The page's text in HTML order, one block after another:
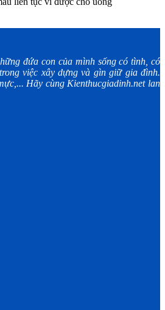
đứa con của mình sống có tình, có
việc xây dựng và gìn giữ gia đình.
Hãy cùng Kienthucgiadinh.net lan